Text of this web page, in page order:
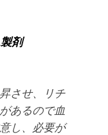
剤
させ、リチ
あるので血
し、必要が